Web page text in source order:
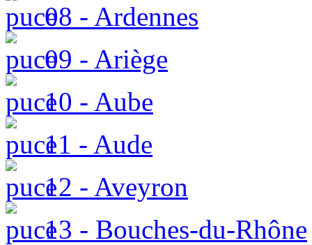
08 - Ardennes
09 - Ariège
10 - Aube
11 - Aude
12 - Aveyron
13 - Bouches-du-Rhône